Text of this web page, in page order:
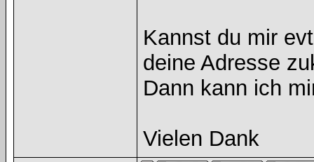
Kannst du mir
deine Adresse
Dann kann ich
Vielen Dank